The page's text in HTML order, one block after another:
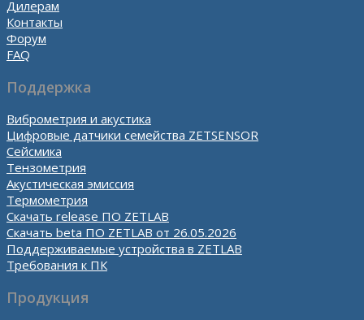
Дилерам
Контакты
Форум
FAQ
Поддержка
Виброметрия и акустика
Цифровые датчики семейства ZETSENSOR
Сейсмика
Тензометрия
Акустическая эмиссия
Термометрия
Скачать release ПО ZETLAB
Скачать beta ПО ZETLAB от 26.05.2026
Поддерживаемые устройства в ZETLAB
Требования к ПК
Продукция